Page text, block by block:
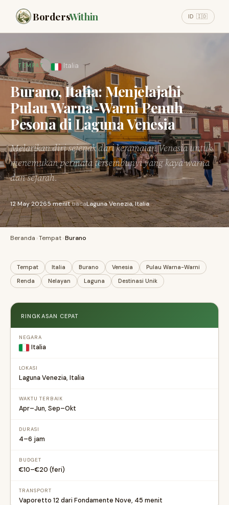
BordersWithin ID 🇮🇩
TEMPAT Italia
Burano, Italia: Menjelajahi
Pulau Warna-Warni Penuh
Pesona di Laguna Venesia
Melarikan diri sejenak dari keramaian Venesia untuk
menemukan permata tersembunyi yang kaya warna
dan sejarah.
12 May 20265 menitbacaLaguna Venezia, Italia
Beranda ›Tempat›Burano
Tempat Italia Burano Venesia
Pulau Warna-Warni
Renda
Nelayan Laguna Destinasi Unik
RINGKASAN CEPAT
NEGARA
Italia
LOKASI
Laguna Venezia, Italia
WAKTU TERBAIK
Apr–Jun, Sep–Okt
DURASI
4–6 jam
BUDGET
€10–€20 (feri)
TRANSPORT
Vaporetto 12 dari Fondamente Nove, 45 menit